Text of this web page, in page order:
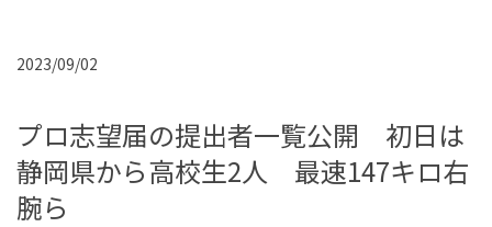
2023/09/02
プロ志望届の提出者一覧公開 初日は
静岡県から高校生2人 最速147キロ右
腕ら